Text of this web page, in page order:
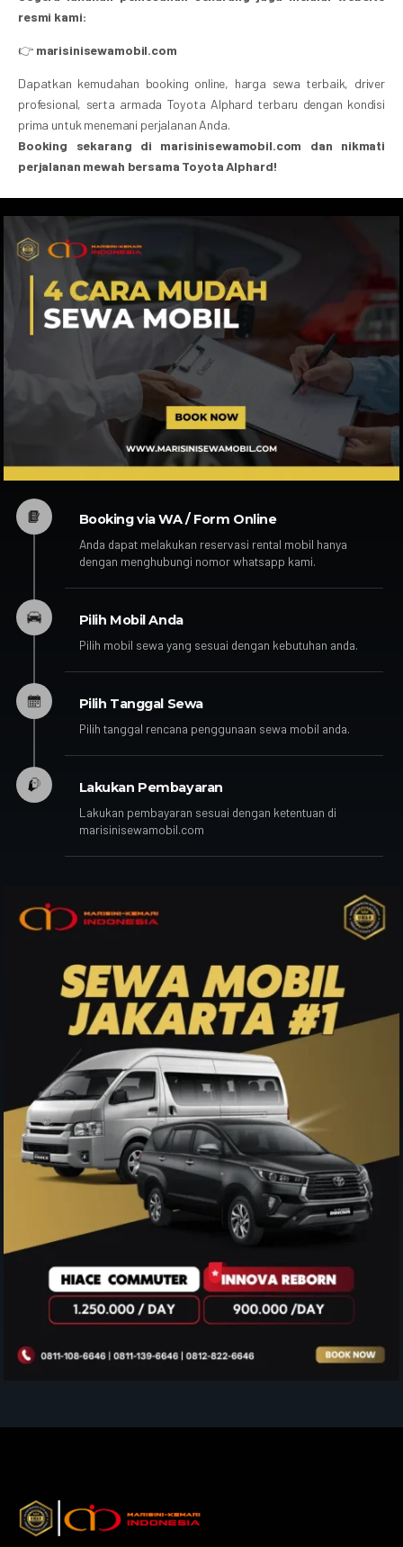
resmi kami:
👉 marisinisewamobil.com
Dapatkan kemudahan booking online, harga sewa terbaik, driver
profesional, serta armada Toyota Alphard terbaru dengan kondisi
prima untuk menemani perjalanan Anda.
Booking sekarang di marisinisewamobil.com dan nikmati
perjalanan mewah bersama Toyota Alphard!
Booking via WA / Form Online
Anda dapat melakukan reservasi rental mobil hanya
dengan menghubungi nomor whatsapp kami.
Pilih Mobil Anda
Pilih mobil sewa yang sesuai dengan kebutuhan anda.
Pilih Tanggal Sewa
Pilih tanggal rencana penggunaan sewa mobil anda.
Lakukan Pembayaran
Lakukan pembayaran sesuai dengan ketentuan di
marisinisewamobil.com